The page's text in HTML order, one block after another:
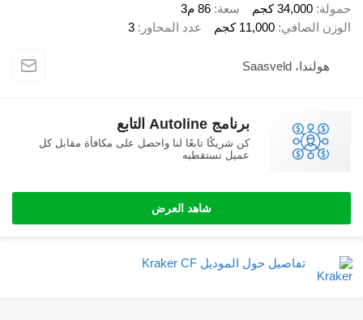
34,000 كجم سعة 86 م3
11,000 كجم عدد المحاور 3
برنامج Autoline التابع
كن شريكًا تابعًا لنا واحصل على مكافأة مقابل كل
عميل تستقطبه
شاهد العرض
تفاصيل حول الموديل Kraker CF